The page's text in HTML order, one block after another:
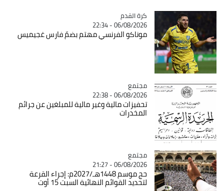
Catégorie
كرة القدم
06/08/2026 - 22:34
موناكو الفرنسي مهتم بضمّ فارس غجيميس
Catégorie
مجتمع
06/08/2026 - 22:38
تحفيزات مالية وغير مالية للمبلغين عن جرائم
المخدرات
Catégorie
مجتمع
06/08/2026 - 21:27
حج موسم 1448هـ/2027م: إجراء القرعة
لتحديد القوائم النهائية السبت 15 أوت